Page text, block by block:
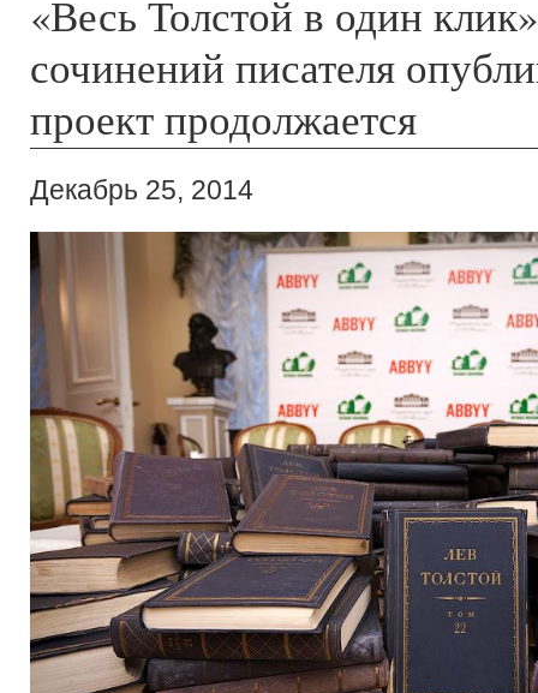
«Весь Толстой в один
сочинений писателя
проект продолжается
Декабрь 25, 2014